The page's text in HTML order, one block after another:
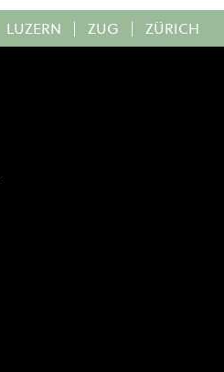
LUZERN | ZUG | ZÜRICH